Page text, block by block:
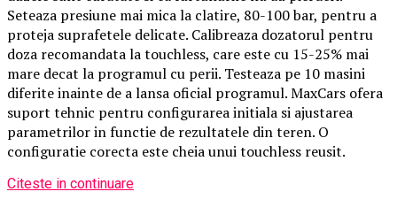
Seteaza presiune mai mica la clatire, 80-100 bar, pentru a
proteja suprafetele delicate. Calibreaza dozatorul pentru
doza recomandata la touchless, care este cu 15-25% mai
mare decat la programul cu perii. Testeaza pe 10 masini
diferite inainte de a lansa oficial programul. MaxCars ofera
suport tehnic pentru configurarea initiala si ajustarea
parametrilor in functie de rezultatele din teren. O
configuratie corecta este cheia unui touchless reusit.
Citeste in continuare